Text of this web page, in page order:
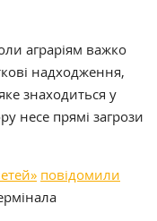
аграріям важко
надходження,
знаходиться у
несе прямі загрози
повідомили